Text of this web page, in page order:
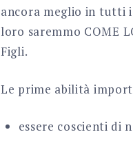
ancora meglio in tutti
loro saremmo COME
Figli.
Le prime abilità
essere coscienti di